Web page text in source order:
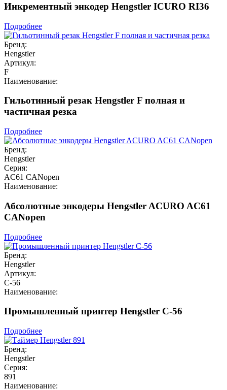
Инкрементный энкодер Hengstler ICURO RI36
Подробнее
Бренд:
Hengstler
Артикул:
F
Наименование:
Гильотинный резак Hengstler F полная и
частичная резка
Подробнее
Бренд:
Hengstler
Серия:
AC61 CANopen
Наименование:
Абсолютные энкодеры Hengstler ACURO AC61
CANopen
Подробнее
Бренд:
Hengstler
Артикул:
C-56
Наименование:
Промышленный принтер Hengstler C-56
Подробнее
Бренд:
Hengstler
Серия:
891
Наименование: